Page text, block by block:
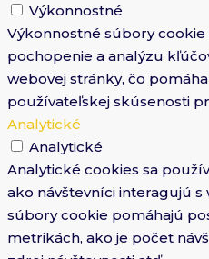
Výkonnostné
Výkonnostné súbory cookie
pochopenie a analýzu
webovej stránky, čo
používateľskej skúsenosti
Analytické
Analytické
Analytické cookies sa
ako návštevníci interagujú
súbory cookie pomáhajú
metrikách, ako je počet